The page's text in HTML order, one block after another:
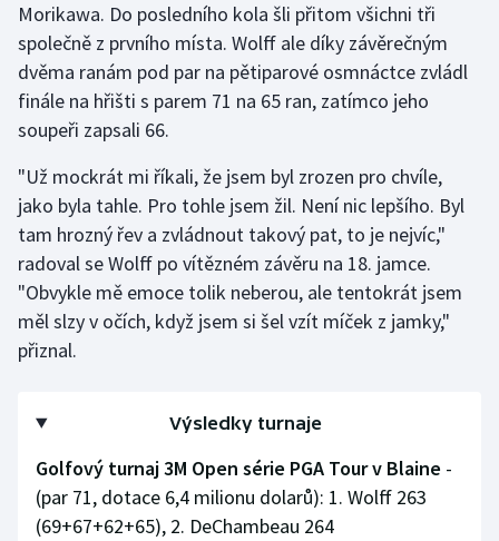
Futsal
Golf
Gymnastika
Házená
Jezdectví
Judo
Krasobruslení
Lyže a snowboard
Moderní pětiboj
Morikawa. Do posledního kola šli přitom všichni tři
společně z prvního místa. Wolff ale díky závěrečným
dvěma ranám pod par na pětiparové osmnáctce zvládl
finále na hřišti s parem 71 na 65 ran, zatímco jeho
soupeři zapsali 66.
"Už mockrát mi říkali, že jsem byl zrozen pro chvíle,
jako byla tahle. Pro tohle jsem žil. Není nic lepšího. Byl
tam hrozný řev a zvládnout takový pat, to je nejvíc,"
radoval se Wolff po vítězném závěru na 18. jamce.
"Obvykle mě emoce tolik neberou, ale tentokrát jsem
měl slzy v očích, když jsem si šel vzít míček z jamky,"
přiznal.
Výsledky turnaje
Golfový turnaj 3M Open série PGA Tour v Blaine -
(par 71, dotace 6,4 milionu dolarů): 1. Wolff 263
(69+67+62+65), 2. DeChambeau 264